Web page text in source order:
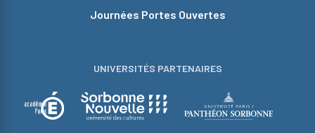
Journées Portes Ouvertes
UNIVERSITÉS PARTENAIRES